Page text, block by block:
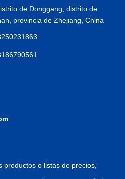
de Donggang, distrito de
provincia de Zhejiang, China
productos o listas de precios,